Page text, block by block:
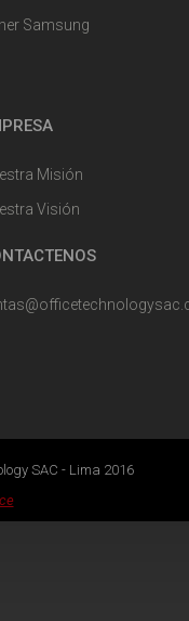
Samsung
Misión
Visión
SAC - Lima 2016